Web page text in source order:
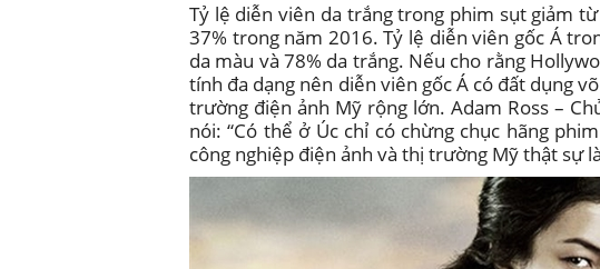
Tỷ lệ diễn viên da trắng trong phim sụt giảm
37% trong năm 2016. Tỷ lệ diễn viên gốc Á
da màu và 78% da trắng. Nếu cho rằng
tính đa dạng nên diễn viên gốc Á có đất dụng
trường điện ảnh Mỹ rộng lớn. Adam Ross –
nói: “Có thể ở Úc chỉ có chừng chục hãng
công nghiệp điện ảnh và thị trường Mỹ thật sự